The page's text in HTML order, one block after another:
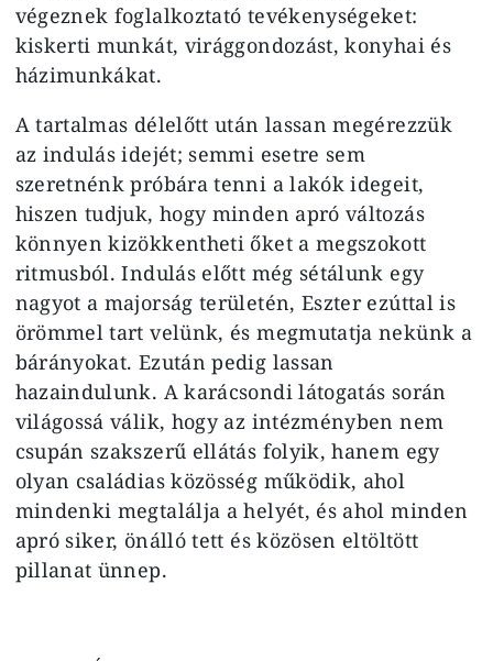
végeznek foglalkoztató tevékenységeket:
kiskerti munkát, virággondozást, konyhai és
házimunkákat.
A tartalmas délelőtt után lassan megérezzük
az indulás idejét; semmi esetre sem
szeretnénk próbára tenni a lakók idegeit,
hiszen tudjuk, hogy minden apró változás
könnyen kizökkentheti őket a megszokott
ritmusból. Indulás előtt még sétálunk egy
nagyot a majorság területén, Eszter ezúttal is
örömmel tart velünk, és megmutatja nekünk a
bárányokat. Ezután pedig lassan
hazaindulunk. A karácsondi látogatás során
világossá válik, hogy az intézményben nem
csupán szakszerű ellátás folyik, hanem egy
olyan családias közösség működik, ahol
mindenki megtalálja a helyét, és ahol minden
apró siker, önálló tett és közösen eltöltött
pillanat ünnep.